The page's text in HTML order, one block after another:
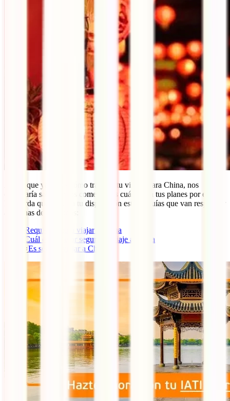
Ahora que ya sabes cómo tramitar tu visado para China, nos
encantaría saber en los comentarios cuáles son tus planes por el país.
Recuerda que tienes a tu disposición estas 3 guías que van responder
a muchas de tus dudas:
Requisitos para viajar a China
Cuál es el mejor seguro de viaje a China
¿Es seguro viajar a China?